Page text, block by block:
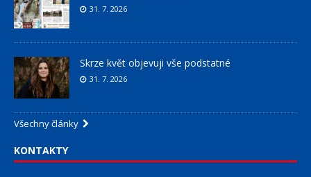
31. 7. 2026
Skrze květ objevuji vše podstatné
31. 7. 2026
Všechny články
KONTAKTY